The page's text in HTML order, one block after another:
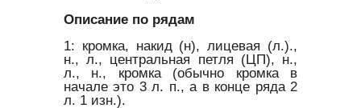
Описание по рядам
1: кромка, накид (н), лицевая (л.).,
н., л., центральная петля (ЦП), н.,
л., н., кромка (обычно кромка в
начале это 3 л. п., а в конце ряда 2
л. 1 изн.).